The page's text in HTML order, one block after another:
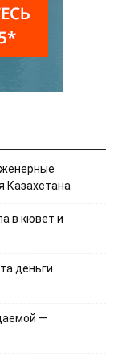
Казахстана
в кювет и
деньги
—